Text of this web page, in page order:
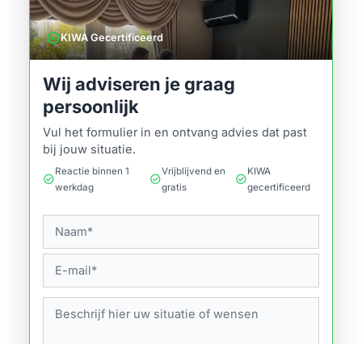
verifiedKIWA Gecertificeerd
Wij adviseren je graag
persoonlijk
Vul het formulier in en ontvang advies dat past
bij jouw situatie.
check_circle
Reactie binnen 1
werkdag
check_circle
Vrijblijvend en
gratis
check_circle
KIWA
gecertificeerd